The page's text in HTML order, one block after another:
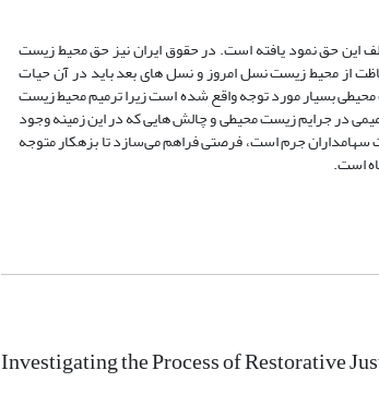
این حق نمود یافته است. در حقوق ایران نیز حق محیط زیست
از محیط زیست نسل امروز و نسل­ های بعد باید در آن حیات
بسیار مورد توجه واقع شده است زیرا ترمیم محیط زیست
در جرایم زیست محیطی و چالش ­هایی که در این زمینه وجود
سهامداران جرم است، فرصتی فراهم می‌سازد تا بزهکار متوجه
است.
Investigating the Process of Restorative